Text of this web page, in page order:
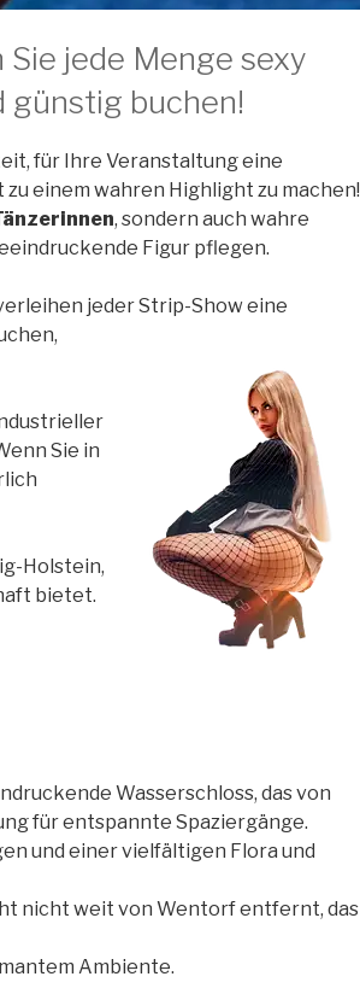
jede Menge sexy
günstig buchen!
für Ihre Veranstaltung eine
zu einem wahren Highlight zu machen!
, sondern auch wahre
Figur pflegen.
jeder Strip-Show eine
Sie in
Holstein,
bietet.
Wasserschloss, das von
für entspannte Spaziergänge.
und einer vielfältigen Flora und
nicht weit von Wentorf entfernt, das
Ambiente.